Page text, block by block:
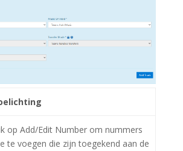
op Add/Edit Number om nummers
te voegen die zijn toegekend aan de